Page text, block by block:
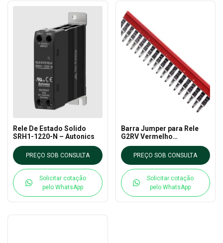
Rele De Estado Solido
SRH1-1220-N – Autonics
PREÇO SOB CONSULTA
Solicitar cotação
pelo WhatsApp
Barra Jumper para Rele
G2RV Vermelho
P2RVM200R- Omron
PREÇO SOB CONSULTA
Solicitar cotação
pelo WhatsApp